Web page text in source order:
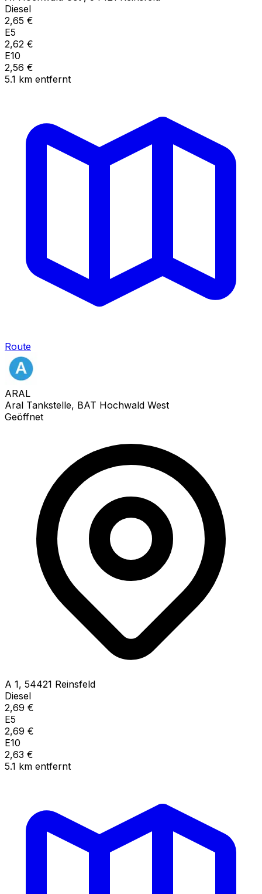
Diesel
2,65 €
E5
2,62 €
E10
2,56 €
5.1 km entfernt
Route
ARAL
Aral Tankstelle, BAT Hochwald West
Geöffnet
A 1, 54421 Reinsfeld
Diesel
2,69 €
E5
2,69 €
E10
2,63 €
5.1 km entfernt